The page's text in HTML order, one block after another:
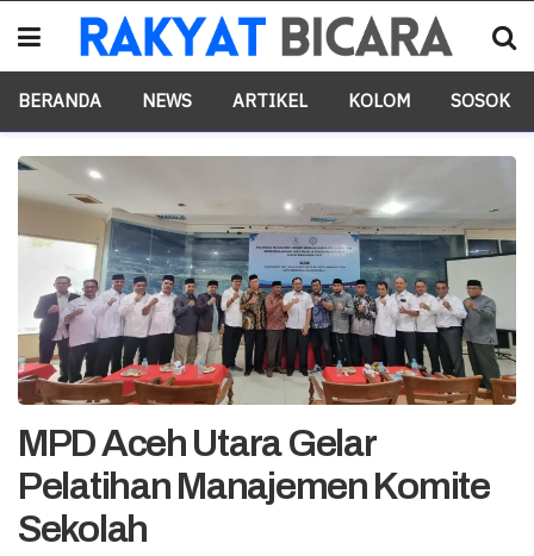
BERANDA NEWS ARTIKEL KOLOM SOSOK
MPD Aceh Utara Gelar
Pelatihan Manajemen Komite
Sekolah